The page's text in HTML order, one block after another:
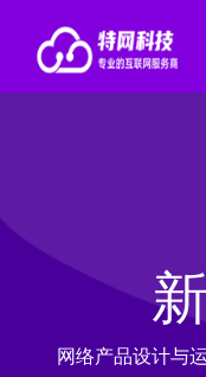
网络产品设计与